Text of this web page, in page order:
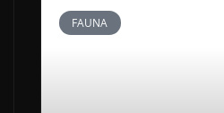
FAUNA